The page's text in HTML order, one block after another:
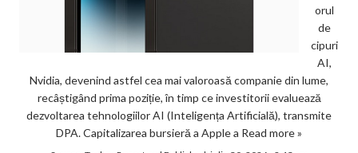
orul
de
cipuri
AI,
Nvidia, devenind astfel cea mai valoroasă companie din lume,
recâștigând prima poziție, în timp ce investitorii evaluează
dezvoltarea tehnologiilor AI (Inteligența Artificială), transmite
DPA. Capitalizarea bursieră a Apple a Read more »